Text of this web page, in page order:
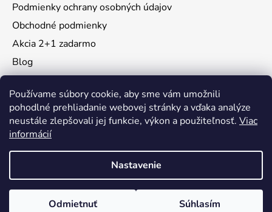
Používame súbory cookie, aby sme vám umožnili
pohodlné prehliadanie webovej stránky a vďaka analýze
neustále zlepšovali jej funkcie, výkon a použiteľnosť. Viac
informácií
Nastavenie
Odmietnuť Súhlasím
Podmienky ochrany osobných údajov
Obchodné podmienky
Akcia 2+1 zadarmo
Blog
Instagram
Vytvoril Shoptet
Copyright 2026KidsMall . Všetky práva vyhradené.